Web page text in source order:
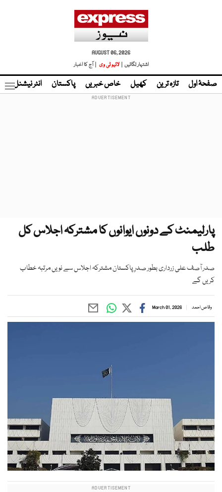
AUGUST 06, 2026
اشتہار لگائیں |
لائیو ٹی وی | آج کا اخبار
صفحۂ اول تازہ ترین کھیل خاص خبریں پاکستان انٹر نیشنل
پارلیمنٹ کے دونوں ایوانوں کا مشترکہ اجلاس کل
طلب
صدر آصف علی زرداری بطور صدرِ پاکستان مشترکہ اجلاس سے نویں مرتبہ خطاب
کریں گے
وقاص احمد March 01, 2026